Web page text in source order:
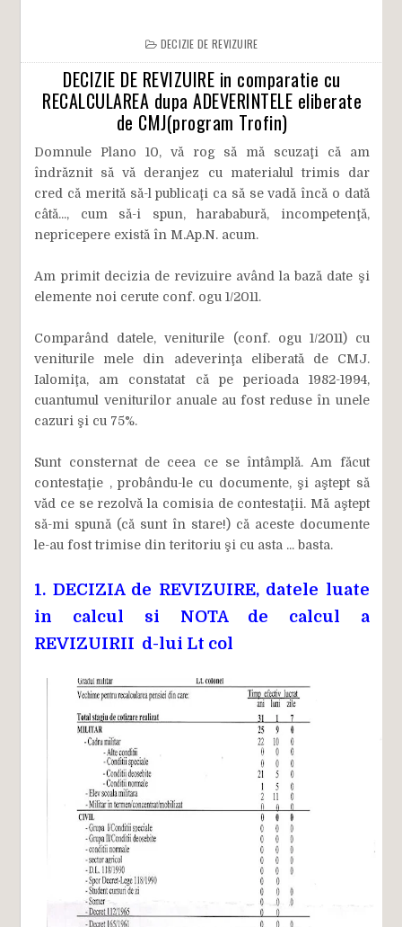
DECIZIE DE REVIZUIRE
DECIZIE DE REVIZUIRE in comparatie cu
RECALCULAREA dupa ADEVERINTELE eliberate
de CMJ(program Trofin)
Domnule Plano 10, vă rog să mă scuzaţi că am
îndrăznit să vă deranjez cu materialul trimis dar
cred că merită să-l publicaţi ca să se vadă încă o dată
câtă..., cum să-i spun, harababură, incompetenţă,
nepricepere există în M.Ap.N. acum.
Am primit decizia de revizuire având la bază date şi
elemente noi cerute conf. ogu 1/2011.
Comparând datele, veniturile (conf. ogu 1/2011) cu
veniturile mele din adeverinţa eliberată de CMJ.
Ialomiţa, am constatat că pe perioada 1982-1994,
cuantumul veniturilor anuale au fost reduse în unele
cazuri şi cu 75%.
Sunt consternat de ceea ce se întâmplă. Am făcut
contestaţie , probându-le cu documente, şi aştept să
văd ce se rezolvă la comisia de contestaţii. Mă aştept
să-mi spună (că sunt în stare!) că aceste documente
le-au fost trimise din teritoriu şi cu asta ... basta.
1. DECIZIA de REVIZUIRE, datele luate
in calcul si NOTA de calcul a
REVIZUIRII d-lui Lt col